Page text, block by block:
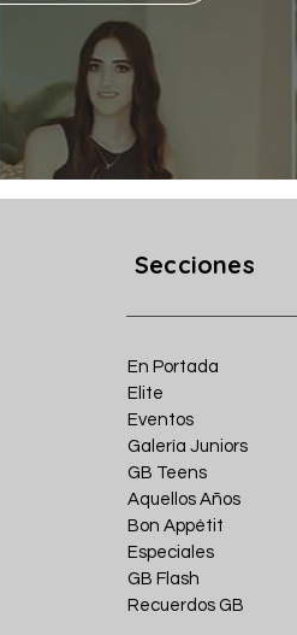
Secciones
En Portada
Elite
Eventos
Galería Juniors
GB Teens
Aquellos Años
Bon Appétit
Especiales
GB Flash
Recuerdos GB